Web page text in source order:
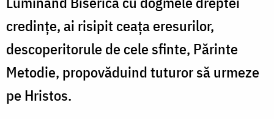
credinţe, ai risipit ceaţa eresurilor,
descoperitorule de cele sfinte, Părinte
Metodie, propovăduind tuturor să urmeze
pe Hristos.